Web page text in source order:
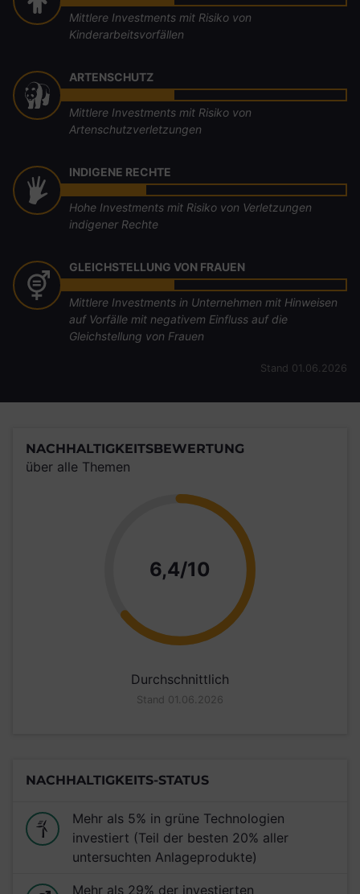
Mittlere Investments mit Risiko von
Kinderarbeitsvorfällen
ARTENSCHUTZ
Mittlere Investments mit Risiko von
Artenschutzverletzungen
INDIGENE RECHTE
Hohe Investments mit Risiko von Verletzungen
indigener Rechte
GLEICHSTELLUNG VON FRAUEN
Mittlere Investments in Unternehmen mit Hinweisen
auf Vorfälle mit negativem Einfluss auf die
Gleichstellung von Frauen
Stand 01.06.2026
NACHHALTIGKEITSBEWERTUNG
über alle Themen
6,4/10 Punkte
Durchschnittlich
Stand 01.06.2026
NACHHALTIGKEITS-STATUS
Mehr als 5% in grüne Technologien
investiert (Teil der besten 20% aller
untersuchten Anlageprodukte)
Mehr als 29% der investierten